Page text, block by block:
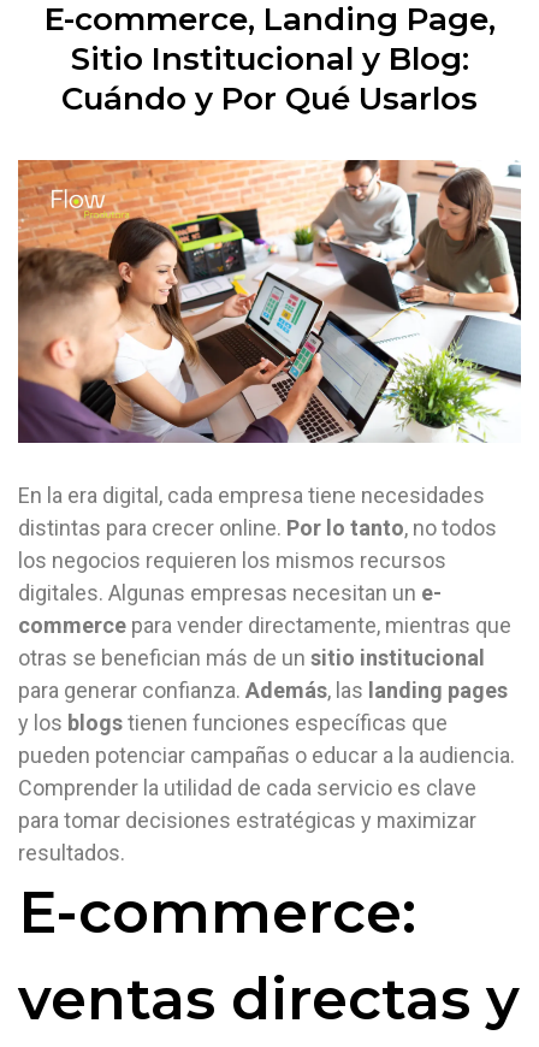
E-commerce, Landing Page,
Sitio Institucional y Blog:
Cuándo y Por Qué Usarlos
En la era digital, cada empresa tiene necesidades
distintas para crecer online. Por lo tanto, no todos
los negocios requieren los mismos recursos
digitales. Algunas empresas necesitan un e-
commerce para vender directamente, mientras que
otras se benefician más de un sitio institucional
para generar confianza. Además, las landing pages
y los blogstienen funciones específicas que
pueden potenciar campañas o educar a la audiencia.
Comprender la utilidad de cada servicio es clave
para tomar decisiones estratégicas y maximizar
resultados.
E-commerce:
ventas directas y